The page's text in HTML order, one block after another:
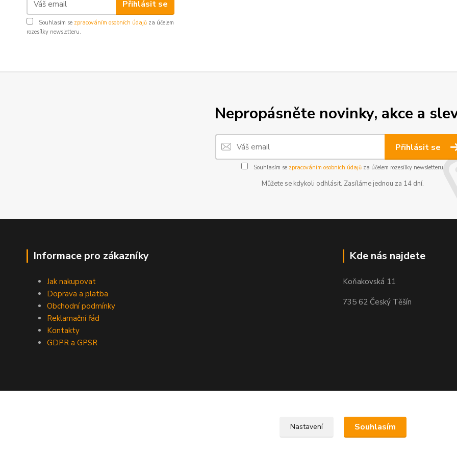
Přihlásit se
Souhlasím se zpracováním osobních údajů za účelem
rozesílky newsletteru.
Nepropásněte novinky, akce a
Přihlásit se
Souhlasím se zpracováním osobních údajůza účelem rozesílky newsletteru.
Můžete se kdykoli odhlásit. Zasíláme jednou za 14 dní.
Informace pro zákazníky
Jak nakupovat
Doprava a platba
Obchodní podmínky
Reklamační řád
Kontakty
GDPR a GPSR
Kde nás najdete
Koňakovská 11
735 62 Český Těšín
Nastavení Souhlasím